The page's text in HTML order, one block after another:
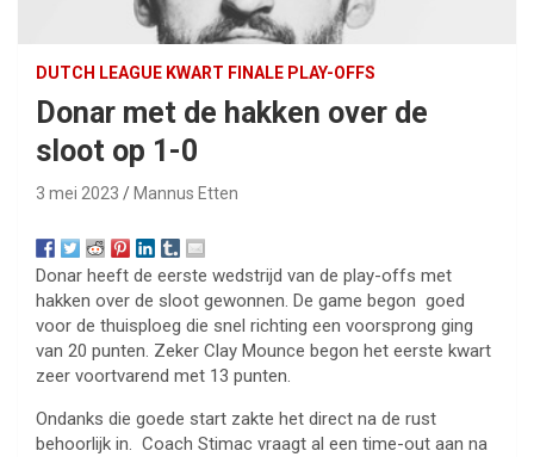
DUTCH LEAGUE KWART FINALE PLAY-OFFS
Donar met de hakken over de
sloot op 1-0
3 mei 2023 Mannus Etten
Donar heeft de eerste wedstrijd van de play-offs met
hakken over de sloot gewonnen. De game begon goed
voor de thuisploeg die snel richting een voorsprong ging
van 20 punten. Zeker Clay Mounce begon het eerste kwart
zeer voortvarend met 13 punten.
Ondanks die goede start zakte het direct na de rust
behoorlijk in. Coach Stimac vraagt al een time-out aan na